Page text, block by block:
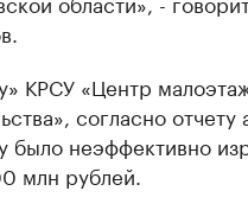
КРСУ «Центр
согласно отчету
было неэффективно
млн рублей.